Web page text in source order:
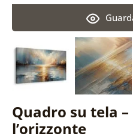
Quadro su tela
l’orizzonte